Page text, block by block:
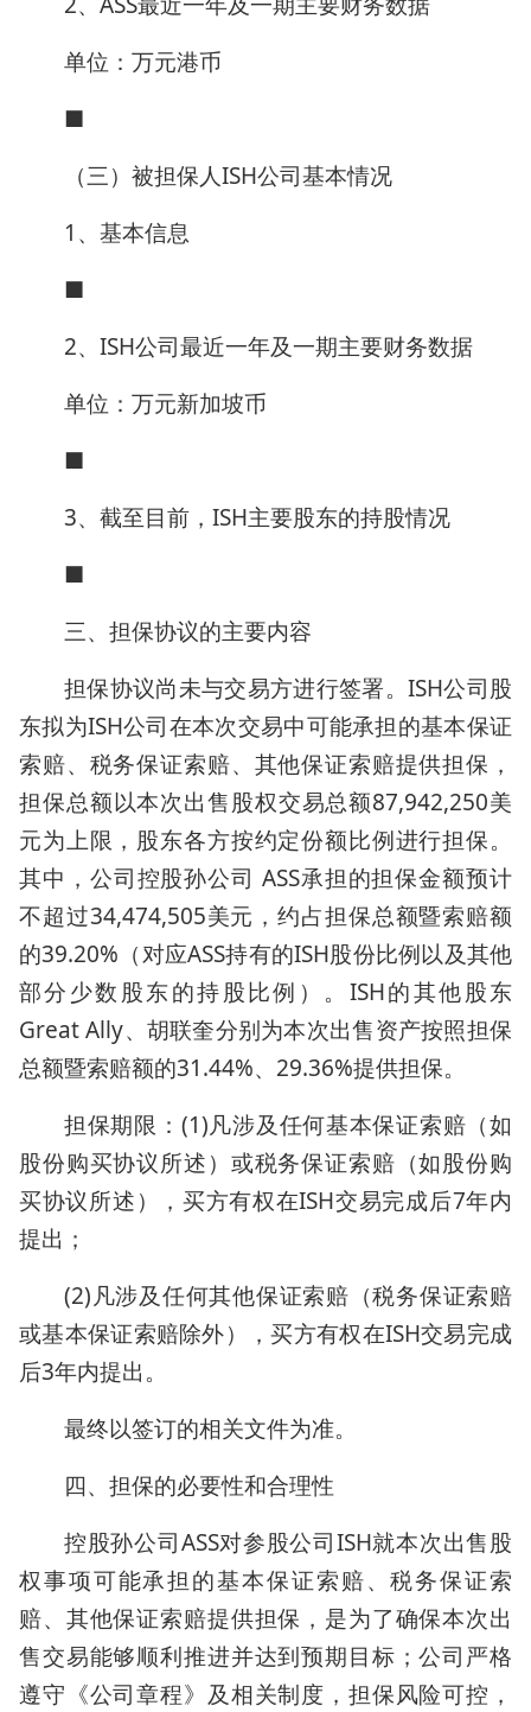
单位：万元港币
■
（三）被担保人ISH公司基本情况
1、基本信息
■
2、ISH公司最近一年及一期主要财务数据
单位：万元新加坡币
■
3、截至目前，ISH主要股东的持股情况
■
三、担保协议的主要内容
担保协议尚未与交易方进行签署。ISH公司股
东拟为ISH公司在本次交易中可能承担的基本保证
索赔、税务保证索赔、其他保证索赔提供担保，
担保总额以本次出售股权交易总额87,942,250美
元为上限，股东各方按约定份额比例进行担保。
其中，公司控股孙公司 ASS承担的担保金额预计
不超过34,474,505美元，约占担保总额暨索赔额
的39.20%（对应ASS持有的ISH股份比例以及其他
部分少数股东的持股比例）。ISH的其他股东
Great Ally、胡联奎分别为本次出售资产按照担保
总额暨索赔额的31.44%、29.36%提供担保。
担保期限：(1)凡涉及任何基本保证索赔（如
股份购买协议所述）或税务保证索赔（如股份购
买协议所述），买方有权在ISH交易完成后7年内
提出；
(2)凡涉及任何其他保证索赔（税务保证索赔
或基本保证索赔除外），买方有权在ISH交易完成
后3年内提出。
最终以签订的相关文件为准。
四、担保的必要性和合理性
控股孙公司ASS对参股公司ISH就本次出售股
权事项可能承担的基本保证索赔、税务保证索
赔、其他保证索赔提供担保，是为了确保本次出
售交易能够顺利推进并达到预期目标；公司严格
遵守《公司章程》及相关制度，担保风险可控，